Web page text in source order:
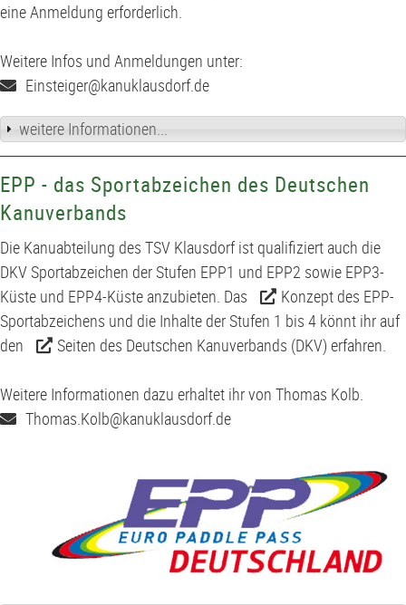
eine Anmeldung erforderlich.
Weitere Infos und Anmeldungen unter:
Einsteiger@kanuklausdorf.de
weitere Informationen...
EPP - das Sportabzeichen des Deutschen
Kanuverbands
Die Kanuabteilung des TSV Klausdorf ist qualifiziert auch die
DKV Sportabzeichen der Stufen EPP1 und EPP2 sowie EPP3-
Küste und EPP4-Küste anzubieten. Das
Konzept des EPP-
Sportabzeichens und die Inhalte der Stufen 1 bis 4 könnt ihr auf
den
Seiten des Deutschen Kanuverbands (DKV) erfahren.
Weitere Informationen dazu erhaltet ihr von Thomas Kolb.
Thomas.Kolb@kanuklausdorf.de